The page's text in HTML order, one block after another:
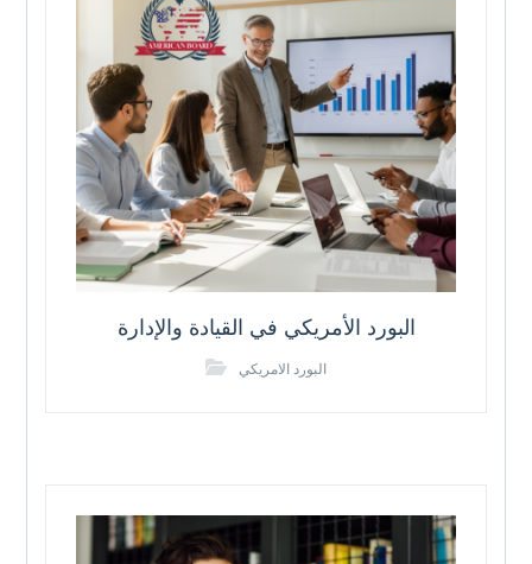
البورد الأمريكي في القيادة والإدارة
البورد الامريكي